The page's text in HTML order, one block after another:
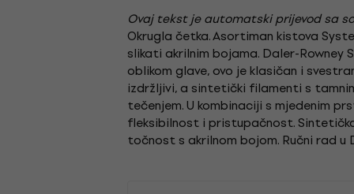
Ovaj tekst je automatski prijevod sa
Okrugla četka. Asortiman kistova
slikati akrilnim bojama. Daler-Rowney
oblikom glave, ovo je klasičan i
izdržljivi, a sintetički filamenti s
tečenjem. U kombinaciji s mjedenim
fleksibilnost i pristupačnost.
točnost s akrilnom bojom. Ručni rad u